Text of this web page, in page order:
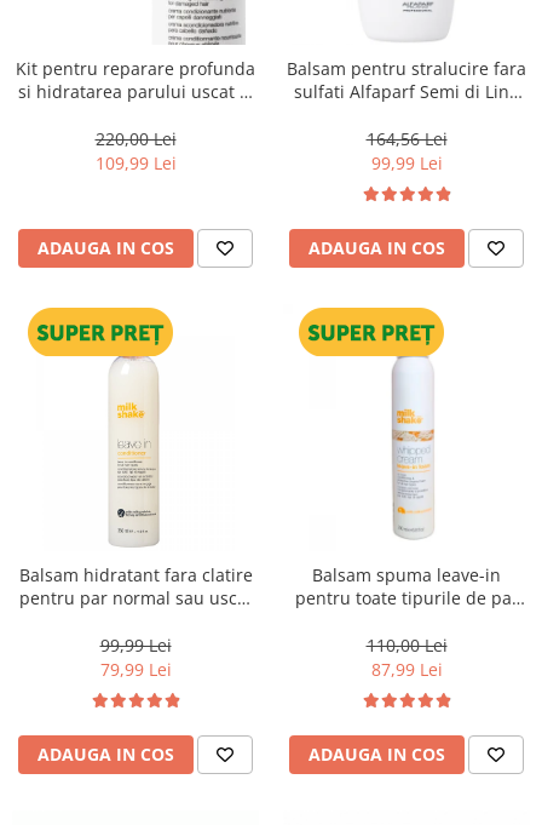
Kit pentru reparare profunda
si hidratarea parului uscat si
& Strength Nourishing
220,00 Lei
109,99 Lei
ADAUGA IN COS
Balsam pentru stralucire fara
sulfati Alfaparf Semi di Lino
Conditioner, 1000 ml
164,56 Lei
99,99 Lei
ADAUGA IN COS
Balsam hidratant fara clatire
pentru par normal sau uscat
99,99 Lei
79,99 Lei
ADAUGA IN COS
Balsam spuma leave-in
pentru toate tipurile de par
Leave-In, 200 ml
110,00 Lei
87,99 Lei
ADAUGA IN COS